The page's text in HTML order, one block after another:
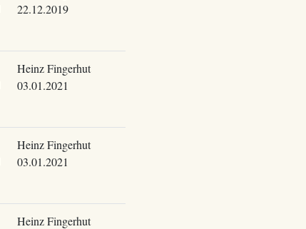
22.12.2019
Heinz Fingerhut
03.01.2021
Heinz Fingerhut
03.01.2021
Heinz Fingerhut